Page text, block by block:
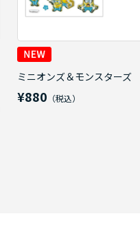
ミニオンズ＆モンスター
¥880